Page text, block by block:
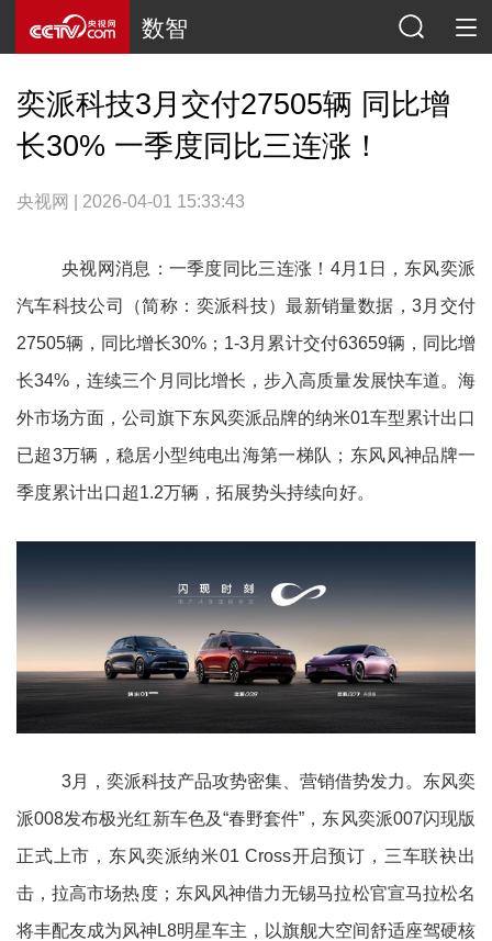
数智
奕派科技3月交付27505辆 同比增
长30% 一季度同比三连涨！
央视网 | 2026-04-01 15:33:43
央视网消息：一季度同比三连涨！4月1日，东风奕派
汽车科技公司（简称：奕派科技）最新销量数据，3月交付
27505辆，同比增长30%；1-3月累计交付63659辆，同比增
长34%，连续三个月同比增长，步入高质量发展快车道。海
外市场方面，公司旗下东风奕派品牌的纳米01车型累计出口
已超3万辆，稳居小型纯电出海第一梯队；东风风神品牌一
季度累计出口超1.2万辆，拓展势头持续向好。
3月，奕派科技产品攻势密集、营销借势发力。东风奕
派008发布极光红新车色及“春野套件”，东风奕派007闪现版
正式上市，东风奕派纳米01 Cross开启预订，三车联袂出
击，拉高市场热度；东风风神借力无锡马拉松官宣马拉松名
将丰配友成为风神L8明星车主，以旗舰大空间舒适座驾硬核